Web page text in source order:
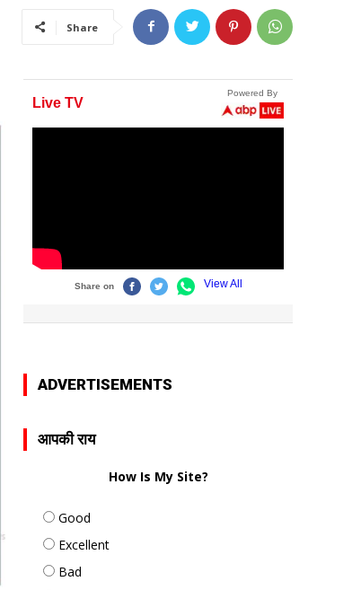
Share
ADVERTISEMENTS
आपकी राय
How Is My Site?
Good
Excellent
Bad